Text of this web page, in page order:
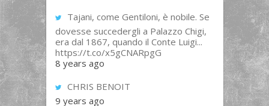
Tajani, come Gentiloni, è nobile. Se
dovesse succedergli a Palazzo Chigi,
era dal 1867, quando il Conte Luigi...
https://t.co/x5gCNARpgG
8 years ago
CHRIS BENOIT
9 years ago